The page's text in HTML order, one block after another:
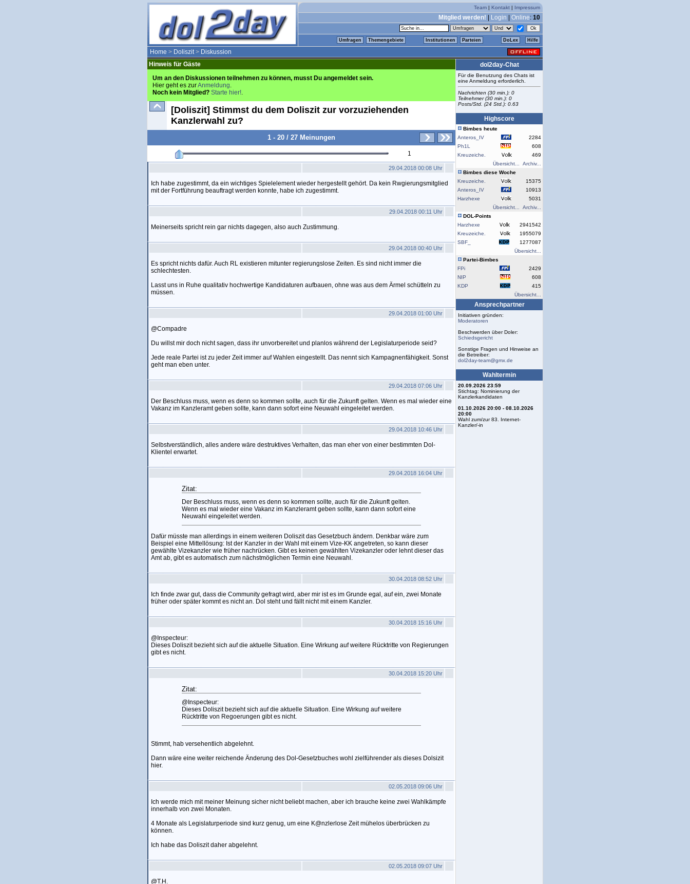
Team | Kontakt | Impressum
Mitglied werden! Login Online: 10
Umfragen Themengebiete Institutionen Parteien DoLex Hilfe
Home > Doliszit> Diskussion
Hinweis für Gäste
Um an den Diskussionen teilnehmen zu können, musst Du angemeldet sein.
Hier geht es zurAnmeldung.
Noch kein Mitglied? Starte hier!.
[Doliszit] Stimmst du dem Doliszit zur vorzuziehenden
Kanzlerwahl zu?
1 - 20 / 27 Meinungen
1
29.04.2018 00:08 Uhr
Ich habe zugestimmt, da ein wichtiges Spielelement wieder hergestellt gehört. Da kein Rwgierungsmitglied
mit der Fortführung beauftragt werden konnte, habe ich zugestimmt.
29.04.2018 00:11 Uhr
Meinerseits spricht rein gar nichts dagegen, also auch Zustimmung.
29.04.2018 00:40 Uhr
Es spricht nichts dafür. Auch RL existieren mitunter regierungslose Zeiten. Es sind nicht immer die
schlechtesten.
Lasst uns in Ruhe qualitativ hochwertige Kandidaturen aufbauen, ohne was aus dem Ärmel schütteln zu
müssen.
29.04.2018 01:00 Uhr
@Compadre
Du willst mir doch nicht sagen, dass ihr unvorbereitet und planlos während der Legislaturperiode seid?
Jede reale Partei ist zu jeder Zeit immer auf Wahlen eingestellt. Das nennt sich Kampagnenfähigkeit. Sonst
geht man eben unter.
29.04.2018 07:06 Uhr
Der Beschluss muss, wenn es denn so kommen sollte, auch für die Zukunft gelten. Wenn es mal wieder eine
Vakanz im Kanzleramt geben sollte, kann dann sofort eine Neuwahl eingeleitet werden.
29.04.2018 10:46 Uhr
Selbstverständlich, alles andere wäre destruktives Verhalten, das man eher von einer bestimmten Dol-
Klientel erwartet.
29.04.2018 16:04 Uhr
Zitat:
Der Beschluss muss, wenn es denn so kommen sollte, auch für die Zukunft gelten.
Wenn es mal wieder eine Vakanz im Kanzleramt geben sollte, kann dann sofort eine
Neuwahl eingeleitet werden.
Dafür müsste man allerdings in einem weiteren Doliszit das Gesetzbuch ändern. Denkbar wäre zum
Beispiel eine Mittellösung: Ist der Kanzler in der Wahl mit einem Vize-KK angetreten, so kann dieser
gewählte Vizekanzler wie früher nachrücken. Gibt es keinen gewählten Vizekanzler oder lehnt dieser das
Amt ab, gibt es automatisch zum nächstmöglichen Termin eine Neuwahl.
30.04.2018 08:52 Uhr
Ich finde zwar gut, dass die Community gefragt wird, aber mir ist es im Grunde egal, auf ein, zwei Monate
früher oder später kommt es nicht an. Dol steht und fällt nicht mit einem Kanzler.
30.04.2018 15:16 Uhr
@Inspecteur:
Dieses Doliszit bezieht sich auf die aktuelle Situation. Eine Wirkung auf weitere Rücktritte von Regierungen
gibt es nicht.
30.04.2018 15:20 Uhr
Zitat:
@Inspecteur:
Dieses Doliszit bezieht sich auf die aktuelle Situation. Eine Wirkung auf weitere
Rücktritte von Regoerungen gibt es nicht.
Stimmt, hab versehentlich abgelehnt.
Dann wäre eine weiter reichende Änderung des Dol-Gesetzbuches wohl zielführender als dieses Dolsizit
hier.
02.05.2018 09:06 Uhr
Ich werde mich mit meiner Meinung sicher nicht beliebt machen, aber ich brauche keine zwei Wahlkämpfe
innerhalb von zwei Monaten.
4 Monate als Legislaturperiode sind kurz genug, um eine K@nzlerlose Zeit mühelos überbrücken zu
können.
Ich habe das Doliszit daher abgelehnt.
02.05.2018 09:07 Uhr
@T.H.
dol2day-Chat
Für die Benutzung des Chats ist
eine Anmeldung erforderlich.
Nachrichten (30 min.): 0
Teilnehmer (30 min.): 0
Posts/Std. (24 Std.): 0.63
Highscore
Bimbes heute
Anteros_IV
2284
Ph1L
608
Kreuzeiche.
469
Übersicht...
Archiv...
Bimbes diese Woche
Kreuzeiche.
15375
Anteros_IV
10913
Harzhexe
5031
Übersicht...
Archiv...
DOL-Points
Harzhexe
2941542
Kreuzeiche.
1955079
SBF_
1277087
Übersicht...
Partei-Bimbes
FPi
2429
NIP
608
KDP
415
Übersicht...
Ansprechpartner
Initiativen gründen:
Moderatoren
Beschwerden über Doler:
Schiedsgericht
Sonstige Fragen und Hinweise an
die Betreiber:
dol2day-team@gmx.de
Wahltermin
20.09.2026 23:59
Stichtag: Nominierung der
Kanzlerkandidaten
01.10.2026 20:00 - 08.10.2026
20:00
Wahl zum/zur 83. Internet-
Kanzler/-in